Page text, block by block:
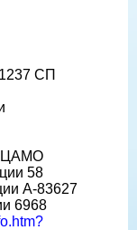
СП
ЦАМО
58
А-83627
6968